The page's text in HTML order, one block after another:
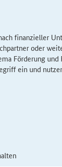
finanzieller
oder
Förderung und
ein und